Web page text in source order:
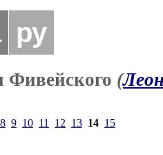
ру
(
8 9 10 11 12 13 14 15